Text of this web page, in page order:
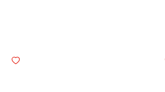
Legg i ønskelisten